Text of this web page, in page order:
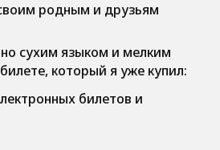
родным и друзьям
сухим языком и мелким
который я уже купил:
билетов и